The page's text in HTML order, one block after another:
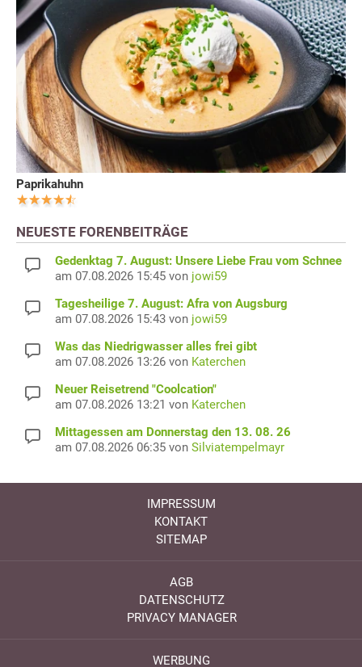
Paprikahuhn
NEUESTE FORENBEITRÄGE
Gedenktag 7. August: Unsere Liebe Frau vom Schnee
am 07.08.2026 15:45 von jowi59
Tagesheilige 7. August: Afra von Augsburg
am 07.08.2026 15:43 von jowi59
Was das Niedrigwasser alles frei gibt
am 07.08.2026 13:26 von Katerchen
Neuer Reisetrend "Coolcation"
am 07.08.2026 13:21 von Katerchen
Mittagessen am Donnerstag den 13. 08. 26
am 07.08.2026 06:35 von Silviatempelmayr
IMPRESSUM
KONTAKT
SITEMAP
AGB
DATENSCHUTZ
PRIVACY MANAGER
WERBUNG